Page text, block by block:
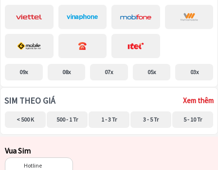
09x 08x 07x 05x 03x
SIM THEO GIÁ Xem thêm
< 500 K 500 - 1 Tr 1 - 3 Tr 3 - 5 Tr 5 - 10 Tr
Vua Sim
Hotline